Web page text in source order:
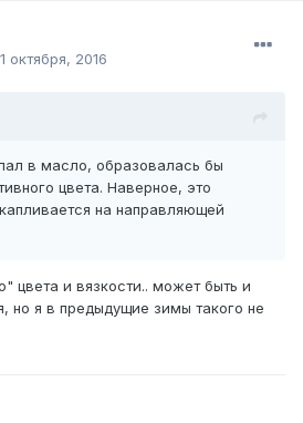
октября, 2016
в масло, образовалась бы
цвета. Наверное, это
на направляющей
цвета и вязкости.. может быть и
но я в предыдущие зимы такого не